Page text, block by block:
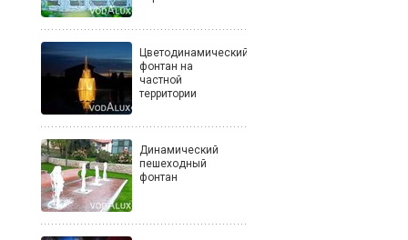
Цветодинамический
фонтан на
частной
территории
Динамический
пешеходный
фонтан